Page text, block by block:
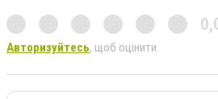
Авторизуйтесь, щоб оцінити